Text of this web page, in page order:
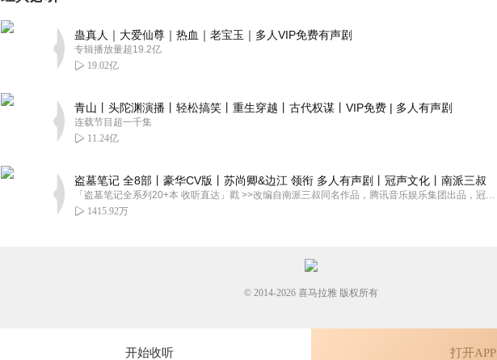
有点啰嗦 ………………
2021-06-30
乌龟爱喝橙汁
主播播的不错😊👍👍👍👍👍👍🌹🌹☕☕
2020-12-18
蛊真人｜大爱仙尊｜热血｜老宝玉｜多人VIP免费有声剧
专辑播放量超19.2亿
19.02亿
青山丨头陀渊演播丨轻松搞笑丨重生穿越丨古代权谋丨VIP免费 | 多人有声剧
连载节目超一千集
11.24亿
盗墓笔记 全8部丨豪华CV版丨苏尚卿&边江 领衔 多人有声剧丨冠声文化丨南派三叔
「盗墓笔记全系列20+本 收听直达」戳 >>改编自南派三叔同名作品，腾讯音乐娱乐集团出品，冠声文化制作，...
1415.92万
开始收听 打开APP
© 2014-2026 喜马拉雅 版权所有